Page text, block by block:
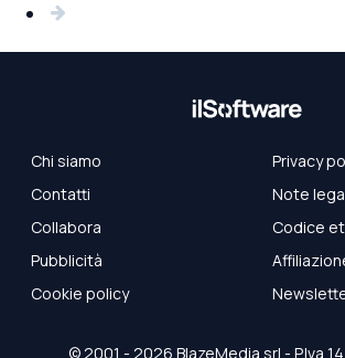
Chi siamo
Contatti
Collabora
Pubblicità
Cookie policy
Privacy
Note
Codice
© 2001 - 2026 BlazeMedia srl - P.Iva